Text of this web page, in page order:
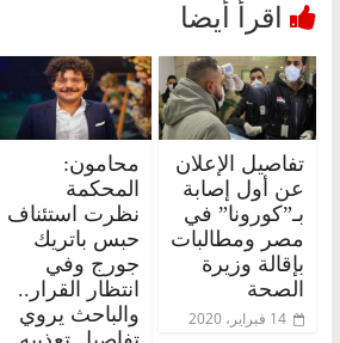
تفاصيل الإعلان
عن أول إصابة
بـ”كورونا” في
مصر ومطالبات
بإقالة وزيرة
الصحة
14 فبراير، 2020
محامون:
المحكمة
نظرت استئناف
حبس باتريك
جورج وفي
انتظار القرار..
والباحث يروي